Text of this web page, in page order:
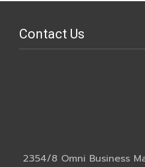
Contact Us
2354/8 Omni Business